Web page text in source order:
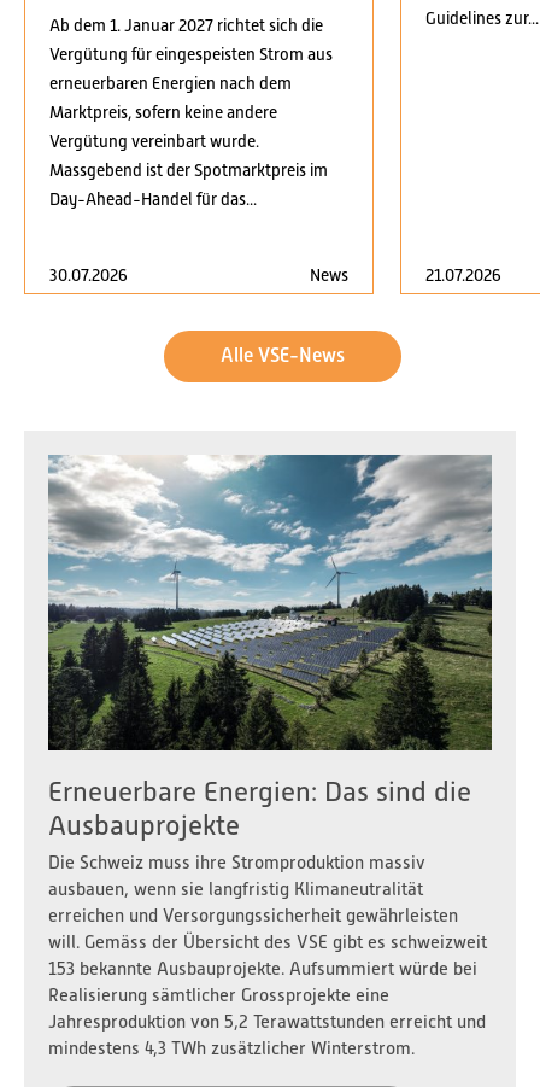
Ab dem 1. Januar 2027 richtet sich die
Vergütung für eingespeisten Strom aus
erneuerbaren Energien nach dem
Marktpreis, sofern keine andere
Vergütung vereinbart wurde.
Massgebend ist der Spotmarktpreis im
Day-Ahead-Handel für das...
30.07.2026 News
Guidelines zur...
21.07.2026
Alle VSE-News
Erneuerbare Energien: Das sind die
Ausbauprojekte
Die Schweiz muss ihre Stromproduktion massiv
ausbauen, wenn sie langfristig Klimaneutralität
erreichen und Versorgungssicherheit gewährleisten
will. Gemäss der Übersicht des VSE gibt es schweizweit
153 bekannte Ausbauprojekte. Aufsummiert würde bei
Realisierung sämtlicher Grossprojekte eine
Jahresproduktion von 5,2 Terawattstunden erreicht und
mindestens 4,3 TWh zusätzlicher Winterstrom.